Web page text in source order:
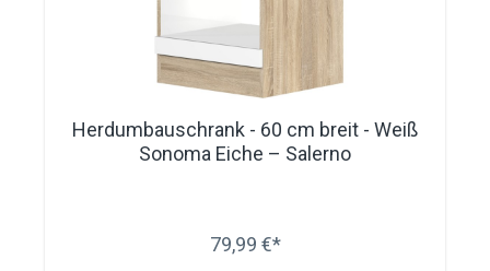
Herdumbauschrank - 60 cm breit - Weiß
Sonoma Eiche – Salerno
79,99 €*